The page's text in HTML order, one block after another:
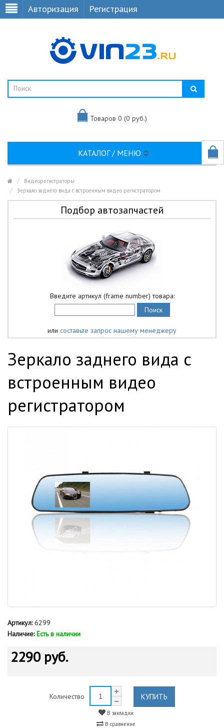
Авторизация Регистрация
Товаров 0 (0 руб.)
КАТАЛОГ / МЕНЮ
Видеорегистраторы
Зеркало заднего вида с встроенным видео регистратором
Подбор автозапчастей
Введите артикул (frame number) товара:
или составьте запрос нашему менеджеру
Зеркало заднего вида с
встроенным видео
регистратором
Артикул:6299
Наличие: Есть в наличии
2290 руб.
Количество КУПИТЬ
В закладки
В сравнение